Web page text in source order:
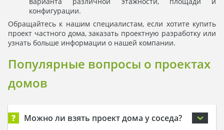
конфигурации.
Обращайтесь к нашим специалистам, если хотите купить
проект частного дома, заказать проектную разработку или
узнать больше информации о нашей компании.
Популярные вопросы о проектах
домов
? Можно ли взять проект дома у соседа?